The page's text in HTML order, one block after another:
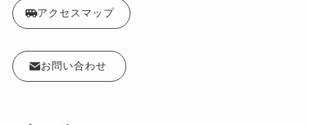
アクセスマップ
お問い合わせ